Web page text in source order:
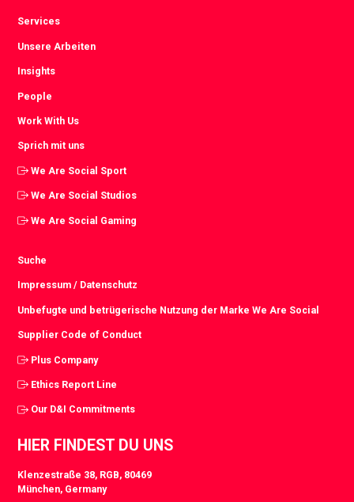
Services
Unsere Arbeiten
Insights
People
Work With Us
Sprich mit uns
We Are Social Sport
We Are Social Studios
We Are Social Gaming
Suche
Impressum / Datenschutz
Unbefugte und betrügerische Nutzung der Marke We Are Social
Supplier Code of Conduct
Plus Company
Ethics Report Line
Our D&I Commitments
HIER FINDEST DU UNS
Klenzestraße 38, RGB, 80469
München, Germany